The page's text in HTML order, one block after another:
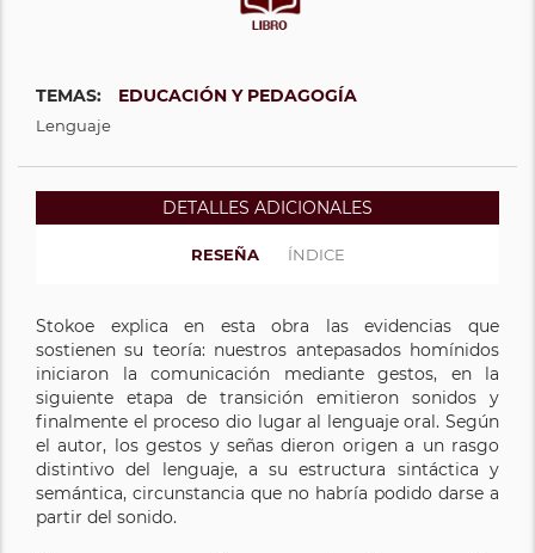
TEMAS: EDUCACIÓN Y PEDAGOGÍA
Lenguaje
DETALLES ADICIONALES
RESEÑA ÍNDICE
Stokoe explica en esta obra las evidencias que
sostienen su teoría: nuestros antepasados homínidos
iniciaron la comunicación mediante gestos, en la
siguiente etapa de transición emitieron sonidos y
finalmente el proceso dio lugar al lenguaje oral. Según
el autor, los gestos y señas dieron origen a un rasgo
distintivo del lenguaje, a su estructura sintáctica y
semántica, circunstancia que no habría podido darse a
partir del sonido.